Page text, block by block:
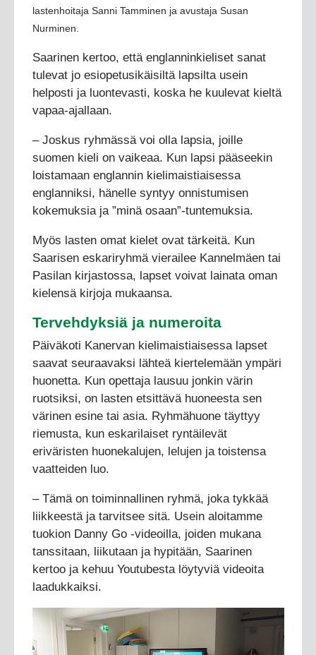
lastenhoitaja Sanni Tamminen ja avustaja Susan
Nurminen.
Saarinen kertoo, että englanninkieliset sanat
tulevat jo esiopetusikäisiltä lapsilta usein
helposti ja luontevasti, koska he kuulevat kieltä
vapaa-ajallaan.
– Joskus ryhmässä voi olla lapsia, joille
suomen kieli on vaikeaa. Kun lapsi pääseekin
loistamaan englannin kielimaistiaisessa
englanniksi, hänelle syntyy onnistumisen
kokemuksia ja ”minä osaan”-tuntemuksia.
Myös lasten omat kielet ovat tärkeitä. Kun
Saarisen eskariryhmä vierailee Kannelmäen tai
Pasilan kirjastossa, lapset voivat lainata oman
kielensä kirjoja mukaansa.
Tervehdyksiä ja numeroita
Päiväkoti Kanervan kielimaistiaisessa lapset
saavat seuraavaksi lähteä kiertelemään ympäri
huonetta. Kun opettaja lausuu jonkin värin
ruotsiksi, on lasten etsittävä huoneesta sen
värinen esine tai asia. Ryhmähuone täyttyy
riemusta, kun eskarilaiset ryntäilevät
eriväristen huonekalujen, lelujen ja toistensa
vaatteiden luo.
– Tämä on toiminnallinen ryhmä, joka tykkää
liikkeestä ja tarvitsee sitä. Usein aloitamme
tuokion Danny Go -videoilla, joiden mukana
tanssitaan, liikutaan ja hypitään, Saarinen
kertoo ja kehuu Youtubesta löytyviä videoita
laadukkaiksi.